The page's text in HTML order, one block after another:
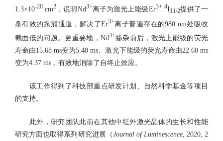
1.3×10-20 cm2 ，说明Nd3+离子为激光上能级Er3+:4I11/2提供了一
条有效的泵浦通道，解决了Er3+离子普遍存在的980 nm处吸收
截面低的问题。更重要地，Nd3+掺杂前后，激光上能级的荧光
寿命由15.68 ms变为5.48 ms、激光下能级的荧光寿命由22.60 ms
变为4.37 ms，有效地消除了自终止效应。
该工作得到了科技部重点研发计划、自然科学基金等项目
的支持。
此外，研究团队此前在其他中红外激光晶体的生长和性能
研究方面也取得系列研究进展（Journal of Luminescence, 2020, 2